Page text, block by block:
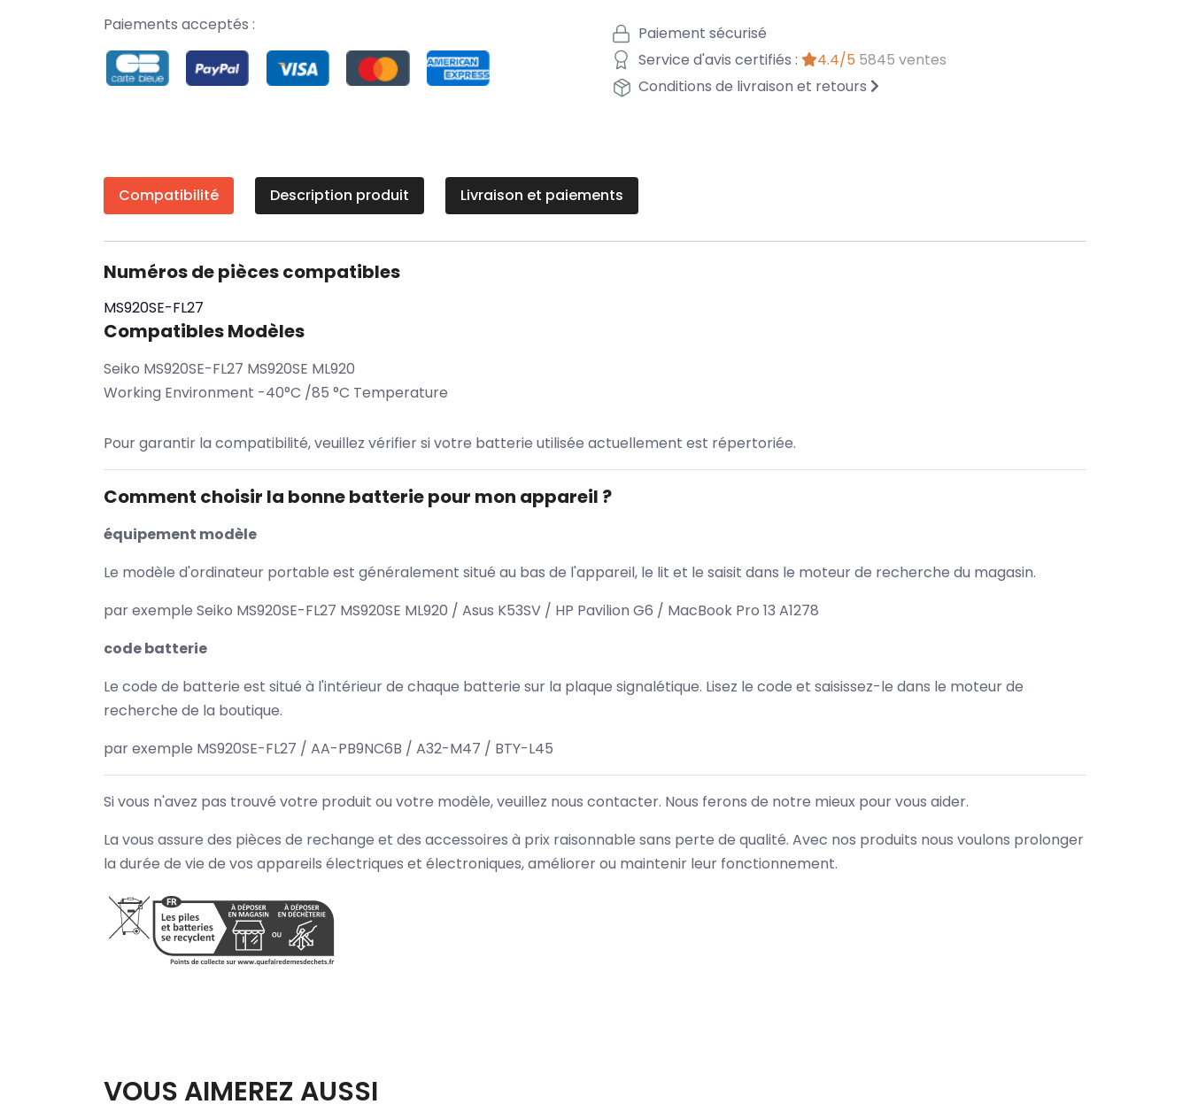
Paiements acceptés :
Paiement sécurisé
Service d'avis certifiés :
4.4/5 5845 ventes
Conditions de livraison et retours
Compatibilité Description produit Livraison et paiements
Numéros de pièces compatibles
MS920SE-FL27
Compatibles Modèles
Seiko MS920SE-FL27 MS920SE ML920
Working Environment -40°C /85 °C Temperature
Pour garantir la compatibilité, veuillez vérifier si votre batterie utilisée actuellement est répertoriée.
Comment choisir la bonne batterie pour mon appareil ?
équipement modèle
Le modèle d'ordinateur portable est généralement situé au bas de l'appareil, le lit et le saisit dans le moteur de recherche du magasin.
par exemple Seiko MS920SE-FL27 MS920SE ML920 / Asus K53SV / HP Pavilion G6 / MacBook Pro 13 A1278
code batterie
Le code de batterie est situé à l'intérieur de chaque batterie sur la plaque signalétique. Lisez le code et saisissez-le dans le moteur de
recherche de la boutique.
par exemple MS920SE-FL27 / AA-PB9NC6B / A32-M47 / BTY-L45
Si vous n'avez pas trouvé votre produit ou votre modèle, veuillez nous contacter. Nous ferons de notre mieux pour vous aider.
La vous assure des pièces de rechange et des accessoires à prix raisonnable sans perte de qualité. Avec nos produits nous voulons prolonger
la durée de vie de vos appareils électriques et électroniques, améliorer ou maintenir leur fonctionnement.
VOUS AIMEREZ AUSSI